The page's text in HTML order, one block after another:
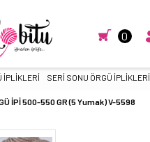
0
İPLİKLERİ SERİ SONU ÖRGÜ İPLİKLERİ
İPİ 500-550 GR (5 Yumak) V-5598